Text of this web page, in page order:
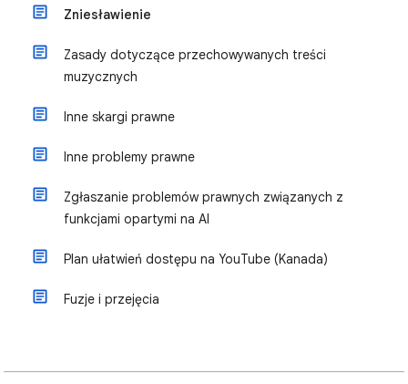
Zniesławienie
Zasady dotyczące przechowywanych treści
muzycznych
Inne skargi prawne
Inne problemy prawne
Zgłaszanie problemów prawnych związanych z
funkcjami opartymi na AI
Plan ułatwień dostępu na YouTube (Kanada)
Fuzje i przejęcia